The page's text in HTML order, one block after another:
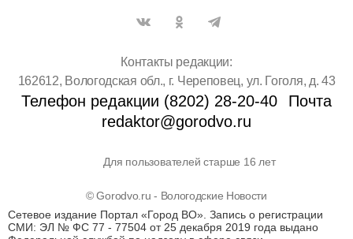
Контакты редакции:
162612, Вологодская обл., г. Череповец, ул. Гоголя, д. 43
Телефон редакции (8202) 28-20-40
Почта
redaktor@gorodvo.ru
Для пользователей старше 16 лет
© Gorodvo.ru - Вологодские Новости
Сетевое издание Портал «Город ВО». Запись о регистрации
СМИ: ЭЛ № ФС 77 - 77504 от 25 декабря 2019 года выдано